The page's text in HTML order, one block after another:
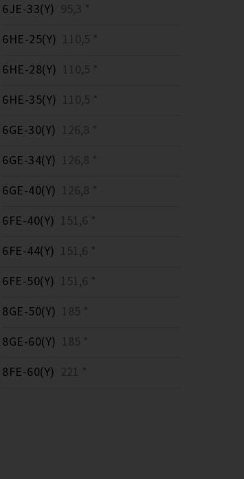
6JE-33(Y) 95,3 *
6HE-25(Y) 110,5 *
6HE-28(Y) 110,5 *
6HE-35(Y) 110,5 *
6GE-30(Y) 126,8 *
6GE-34(Y) 126,8 *
6GE-40(Y) 126,8 *
6FE-40(Y) 151,6 *
6FE-44(Y) 151,6 *
6FE-50(Y) 151,6 *
8GE-50(Y) 185 *
8GE-60(Y) 185 *
8FE-60(Y) 221 *